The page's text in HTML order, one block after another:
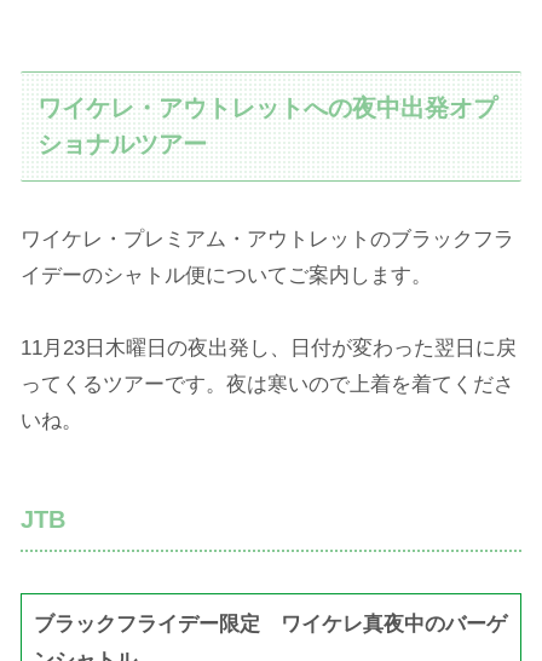
ワイケレ・アウトレットへの夜中出発オプ
ショナルツアー
ワイケレ・プレミアム・アウトレットのブラックフラ
イデーのシャトル便についてご案内します。
11月23日木曜日の夜出発し、日付が変わった翌日に戻
ってくるツアーです。夜は寒いので上着を着てくださ
いね。
JTB
ブラックフライデー限定 ワイケレ真夜中のバーゲ